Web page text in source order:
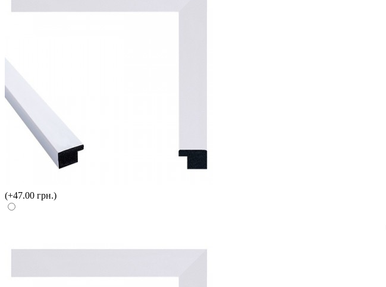
(+47.00 грн.)